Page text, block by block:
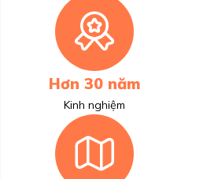
Hơn 30 năm
Kinh nghiệm